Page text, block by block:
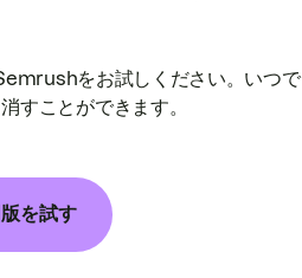
をお試しください。いつ
すことができます。
を試す